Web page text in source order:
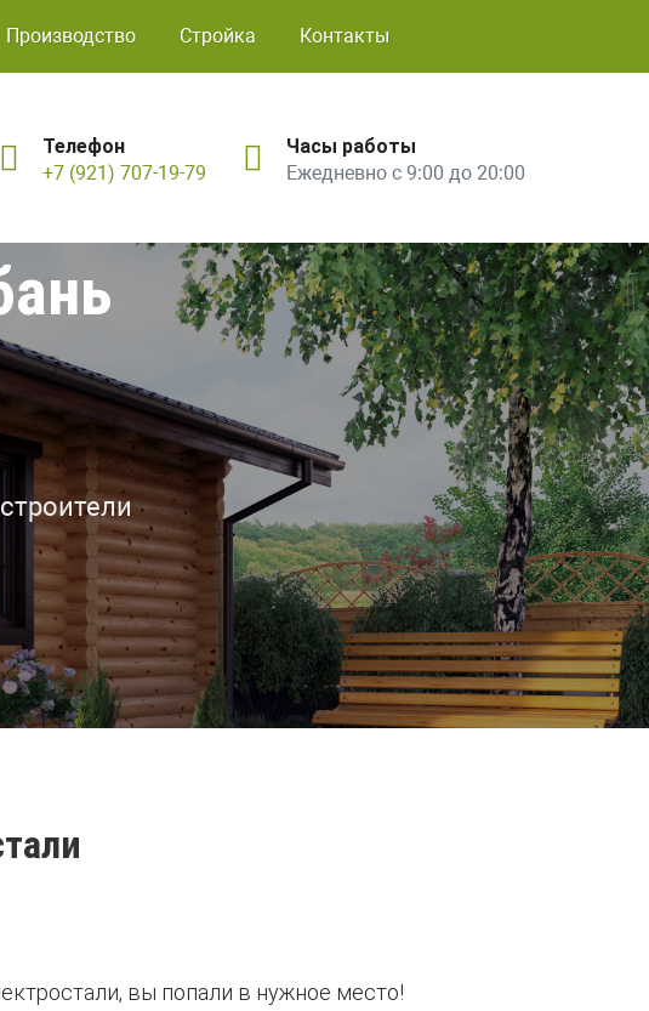
Производство Стройка Контакты
Телефон
+7 (921) 707-19-79
Часы работы
Ежедневно с 9:00 до 20:00
вы попали в нужное место!